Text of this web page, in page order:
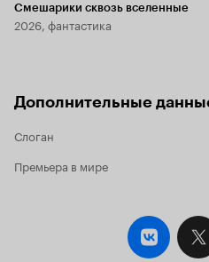
Смешарики сквозь вселенные
2026, фантастика
Дополнительные
Слоган
Премьера в мире